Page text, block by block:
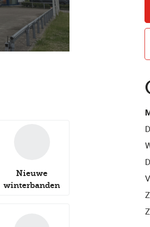
Nieuwe
winterbanden